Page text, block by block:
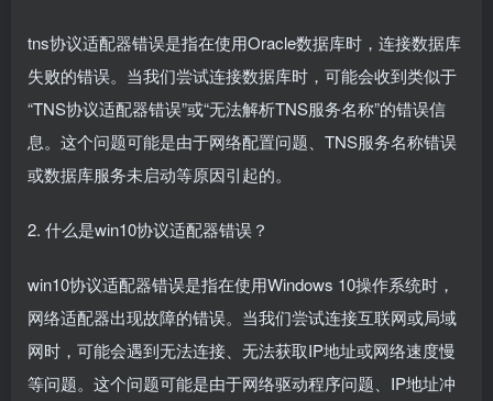
tns协议适配器错误是指在使用Oracle数据库时，连接数据库
失败的错误。当我们尝试连接数据库时，可能会收到类似于
“TNS协议适配器错误”或“无法解析TNS服务名称”的错误信
息。这个问题可能是由于网络配置问题、TNS服务名称错误
或数据库服务未启动等原因引起的。
2. 什么是win10协议适配器错误？
win10协议适配器错误是指在使用Windows 10操作系统时，
网络适配器出现故障的错误。当我们尝试连接互联网或局域
网时，可能会遇到无法连接、无法获取IP地址或网络速度慢
等问题。这个问题可能是由于网络驱动程序问题、IP地址冲